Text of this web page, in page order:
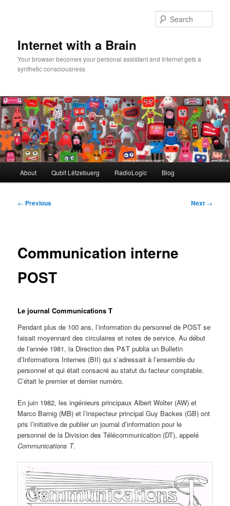
Internet with a Brain
Your browser becomes your personal assistant and Internet gets a
synthetic consciousness
About Qubit Lëtzebuerg RadioLogic Blog
Post
← Previous Next →
Communication interne
POST
Le journal Communications T
Pendant plus de 100 ans, l’information du personnel de POST se
faisait moyennant des circulaires et notes de service. Au début
de l’année 1981, la Direction des P&T publia un Bulletin
d’Informations Internes (BII) qui s’adressait à l’ensemble du
personnel et qui était consacré au statut du facteur comptable.
C’était le premier et dernier numéro.
En juin 1982, les ingénieurs principaux Albert Wolter (AW) et
Marco Barnig (MB) et l’inspecteur principal Guy Backes (GB) ont
pris l’initiative de publier un journal d’information pour le
personnel de la Division des Télécommunication (DT), appelé
Communications T.